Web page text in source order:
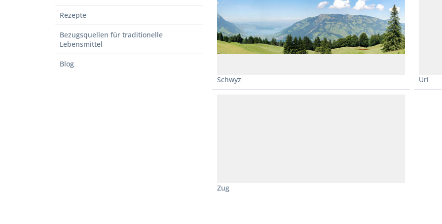
Rezepte
Bezugsquellen für traditionelle
Lebensmittel
Blog
Schwyz Uri
Zug